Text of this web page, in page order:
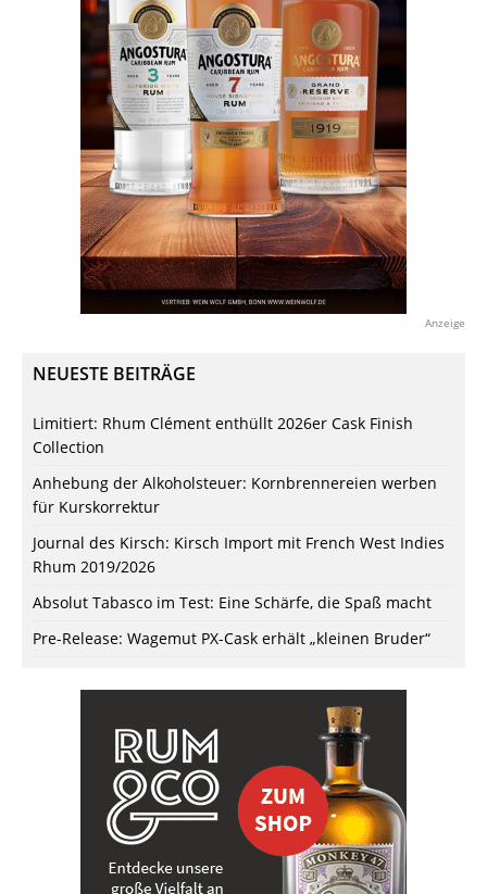
Anzeige
NEUESTE BEITRÄGE
Limitiert: Rhum Clément enthüllt 2026er Cask Finish
Collection
Anhebung der Alkoholsteuer: Kornbrennereien werben
für Kurskorrektur
Journal des Kirsch: Kirsch Import mit French West Indies
Rhum 2019/2026
Absolut Tabasco im Test: Eine Schärfe, die Spaß macht
Pre-Release: Wagemut PX-Cask erhält „kleinen Bruder“